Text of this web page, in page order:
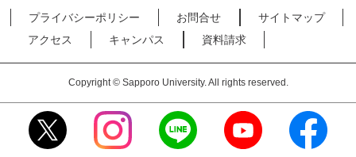
プライバシーポリシー お問合せ
サイトマップ
アクセス
キャンパス 資料請求
Copyright © Sapporo University. All rights reserved.